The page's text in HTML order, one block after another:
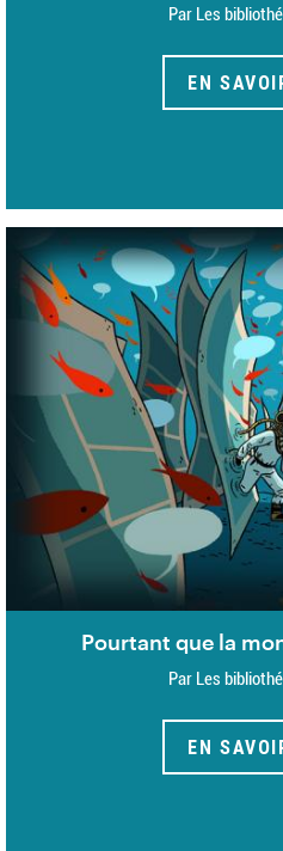
Par Les
EN
Pourtant que la
Par Les
EN